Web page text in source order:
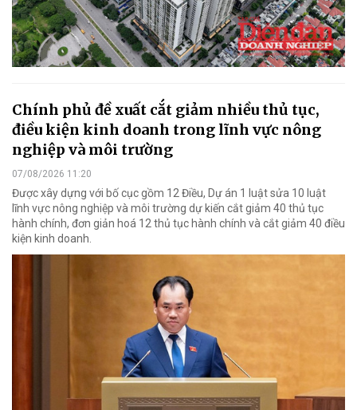
Chính phủ đề xuất cắt giảm nhiều thủ tục,
điều kiện kinh doanh trong lĩnh vực nông
nghiệp và môi trường
07/08/2026 11:20
Được xây dựng với bố cục gồm 12 Điều, Dự án 1 luật sửa 10 luật
lĩnh vực nông nghiệp và môi trường dự kiến cắt giảm 40 thủ tục
hành chính, đơn giản hoá 12 thủ tục hành chính và cắt giảm 40 điều
kiện kinh doanh.